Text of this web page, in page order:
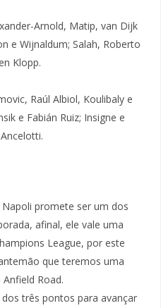
Arnold, Matip, van Dijk
e Wijnaldum; Salah, Roberto
Klopp.
Raúl Albiol, Koulibaly e
e Fabián Ruiz; Insigne e
promete ser um dos
afinal, ele vale uma
League, por este
que teremos uma
Road.
três pontos para avançar